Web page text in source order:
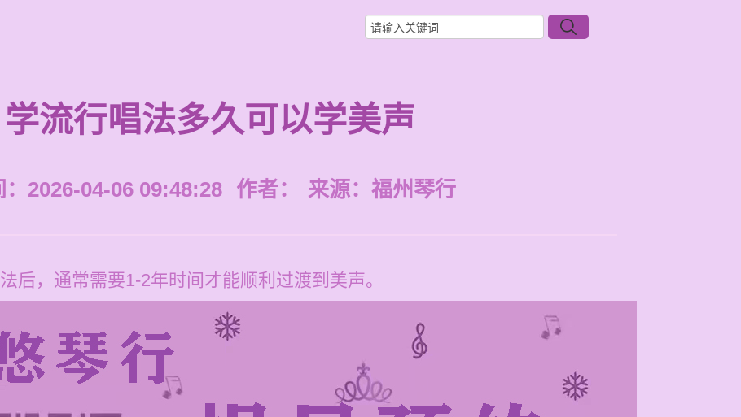
学流行唱法多久可以学美声
：2026-04-06 09:48:28 作者： 来源： 福州琴行
后，通常需要1-2年时间才能顺利过渡到美声。